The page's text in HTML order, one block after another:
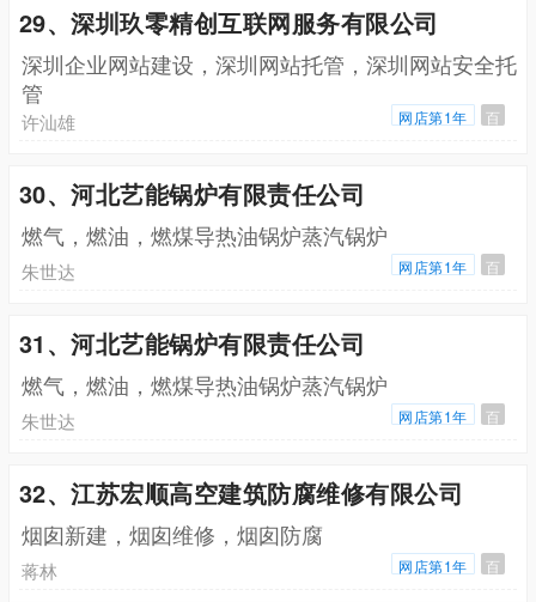
29、深圳玖零精创互联网服务有限公司
深圳企业网站建设，深圳网站托管，深圳网站安全托
管
许汕雄 网店第1年 百
30、河北艺能锅炉有限责任公司
燃气，燃油，燃煤导热油锅炉蒸汽锅炉
朱世达 网店第1年 百
31、河北艺能锅炉有限责任公司
燃气，燃油，燃煤导热油锅炉蒸汽锅炉
朱世达 网店第1年 百
32、江苏宏顺高空建筑防腐维修有限公司
烟囱新建，烟囱维修，烟囱防腐
蒋林 网店第1年 百